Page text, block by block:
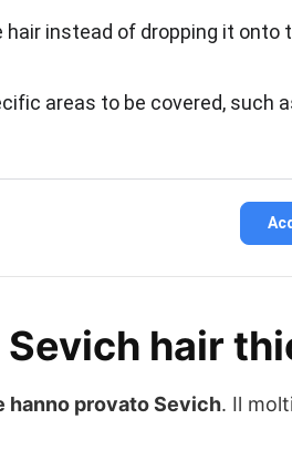
hair instead of dropping it onto
areas to be covered, such
hair
hanno provato Sevich. Il